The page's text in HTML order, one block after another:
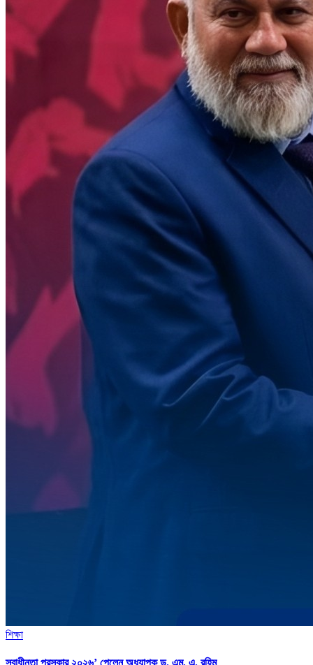
শিক্ষা
স্বাধীনতা পুরস্কার ২০২৬’ পেলেন অধ্যাপক ড. এম. এ. রহিম